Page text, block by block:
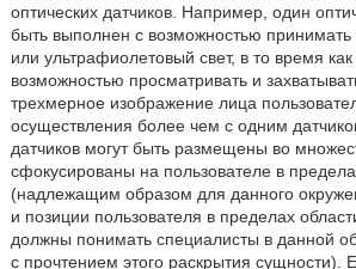
оптических датчиков. Например, один
быть выполнен с возможностью
или ультрафиолетовый свет, в то время
возможностью просматривать и
трехмерное изображение лица
осуществления более чем с одним
датчиков могут быть размещены во
сфокусированы на пользователе в
(надлежащим образом для данного
и позиции пользователя в пределах
должны понимать специалисты в данной
с прочтением этого раскрытия сущности).